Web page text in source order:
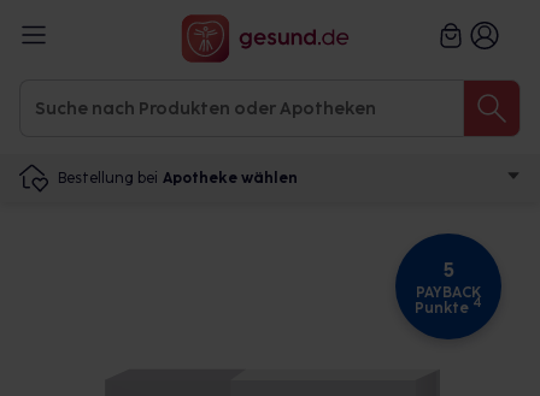
Bestellung bei Apotheke wählen
5
PAYBACK
Punkte 4